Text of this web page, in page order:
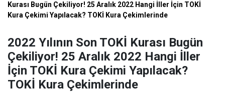
Kurası Bugün Çekiliyor! 25 Aralık 2022 Hangi İller İçin TOKİ
Kura Çekimi Yapılacak? TOKİ Kura Çekimlerinde
2022 Yılının Son TOKİ Kurası Bugün
Çekiliyor! 25 Aralık 2022 Hangi İller
İçin TOKİ Kura Çekimi Yapılacak?
TOKİ Kura Çekimlerinde